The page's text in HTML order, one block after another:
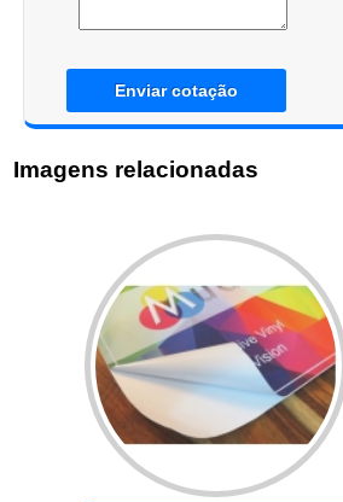
Enviar cotação
Imagens relacionadas